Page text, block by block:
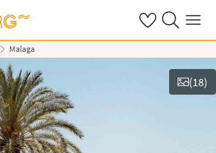
OmatHaku Valikko
Malaga
(18)